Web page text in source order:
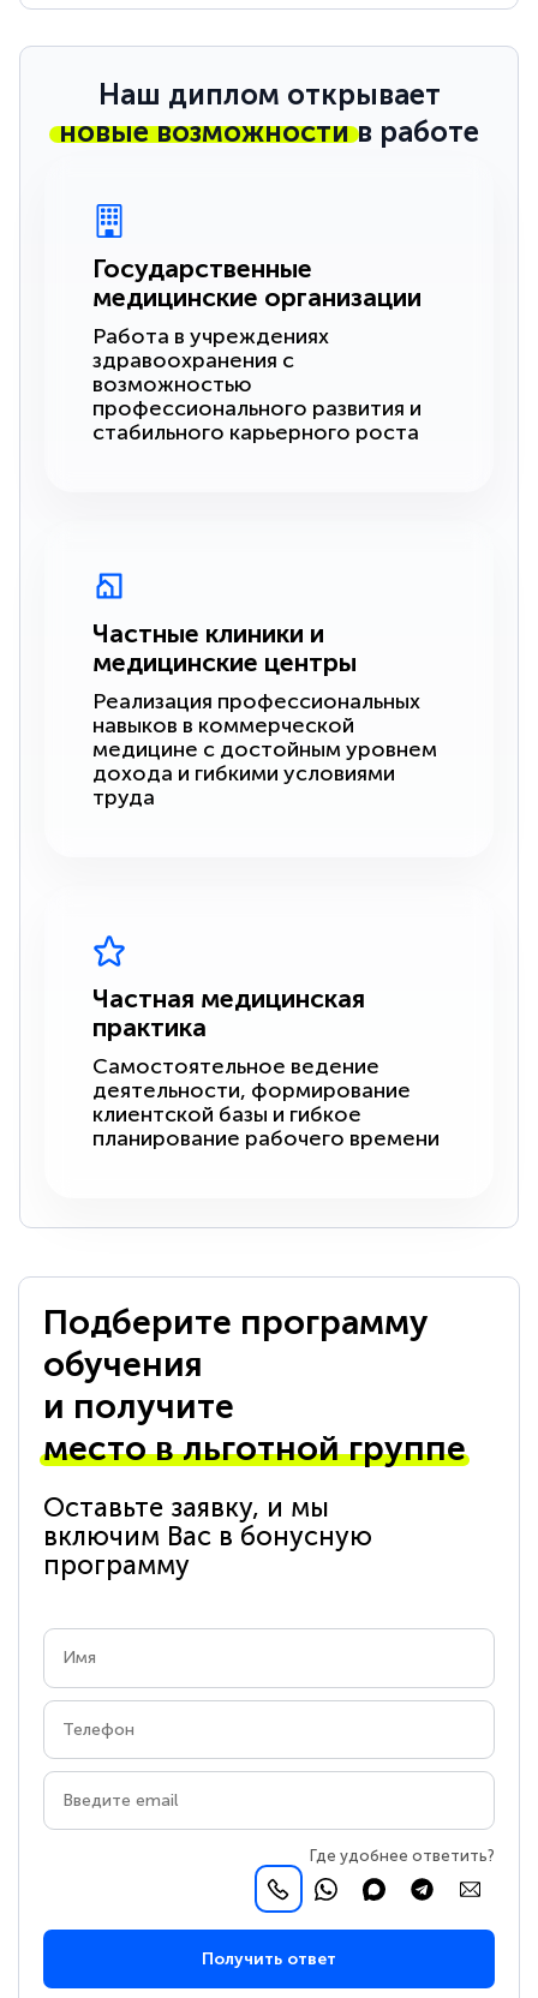
Наш диплом открывает
новые возможностив работе
Государственные
медицинские организации
Работа в учреждениях
здравоохранения с
возможностью
профессионального развития и
стабильного карьерного роста
Частные клиники и
медицинские центры
Реализация профессиональных
навыков в коммерческой
медицине с достойным уровнем
дохода и гибкими условиями
труда
Частная медицинская
практика
Самостоятельное ведение
деятельности, формирование
клиентской базы и гибкое
планирование рабочего времени
Подберите программу
обучения
и получите
место в льготной группе
Оставьте заявку, и мы
включим Вас в бонусную
программу
Где удобнее ответить?
Получить ответ